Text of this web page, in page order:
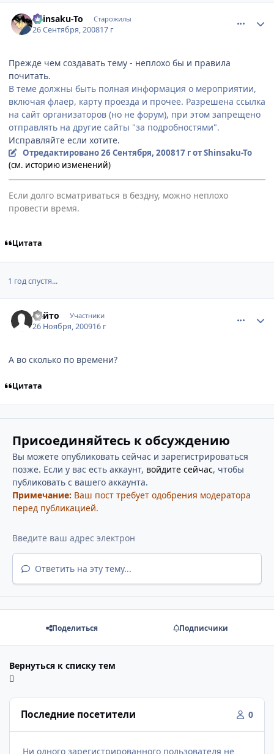
Shinsaku-To Старожилы
26 Сентября, 200817 г
Прежде чем создавать тему - неплохо бы и правила
почитать.
В теме должны быть полная информация о мероприятии,
включая флаер, карту проезда и прочее. Разрешена ссылка
на сайт организаторов (но не форум), при этом запрещено
отправлять на другие сайты "за подробностями".
Исправляйте если хотите.
Отредактировано26 Сентября, 200817 гот Shinsaku-To
(см. историю изменений)
Если долго всматриваться в бездну, можно неплохо
провести время.
Цитата
1 год спустя...
Райто Участники
26 Ноября, 200916 г
А во сколько по времени?
Цитата
Присоединяйтесь к обсуждению
Вы можете опубликовать сейчас и зарегистрироваться
позже. Если у вас есть аккаунт, войдите сейчас, чтобы
публиковать с вашего аккаунта.
Примечание: Ваш пост требует одобрения модератора
перед публикацией.
Ответить на эту тему...
Поделиться Подписчики
Вернуться к списку тем
Последние посетители 0
Ни одного зарегистрированного пользователя не